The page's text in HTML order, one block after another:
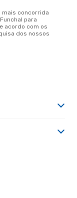
para
acordo com os
dos nossos